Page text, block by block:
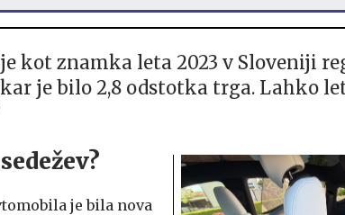
kot znamka leta 2023 v Sloveniji
je bilo 2,8 odstotka trga. Lahko
je bila nova